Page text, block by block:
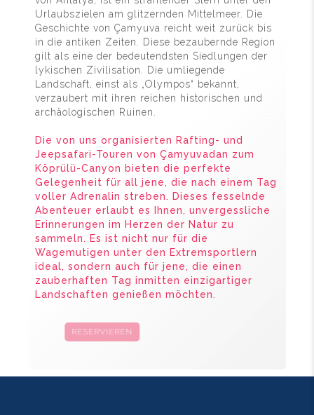
Urlaubszielen am glitzernden Mittelmeer. Die
Geschichte von Çamyuva reicht weit zurück bis
in die antiken Zeiten. Diese bezaubernde Region
gilt als eine der bedeutendsten Siedlungen der
lykischen Zivilisation. Die umliegende
Landschaft, einst als „Olympos“ bekannt,
verzaubert mit ihren reichen historischen und
archäologischen Ruinen.
Die von uns organisierten Rafting- und
Jeepsafari-Touren von Çamyuvadan zum
Köprülü-Canyon bieten die perfekte
Gelegenheit für all jene, die nach einem Tag
voller Adrenalin streben. Dieses fesselnde
Abenteuer erlaubt es Ihnen, unvergessliche
Erinnerungen im Herzen der Natur zu
sammeln. Es ist nicht nur für die
Wagemutigen unter den Extremsportlern
ideal, sondern auch für jene, die einen
zauberhaften Tag inmitten einzigartiger
Landschaften genießen möchten.
RESERVIEREN